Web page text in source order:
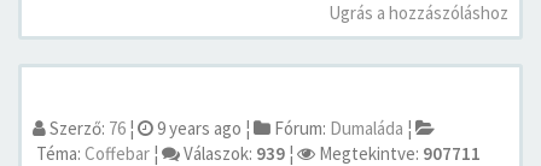
Ugrás a hozzászóláshoz
Szerző: 76 ¦ 9 years ago ¦ Fórum: Dumaláda ¦
Téma: Coffebar ¦ Válaszok: 939 ¦ Megtekintve: 907711